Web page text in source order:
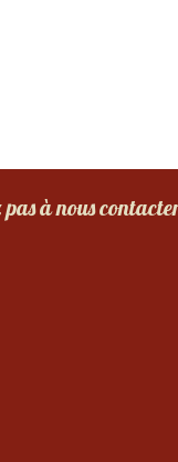
pas à nous